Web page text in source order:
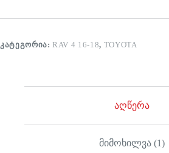
ᲙᲐᲢᲔᲒᲝᲠᲘᲐ:RAV 4 16-18, TOYOTA
აღწერა
მიმოხილვა (1)